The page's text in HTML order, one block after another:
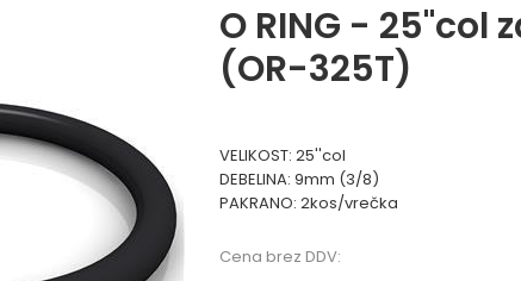
O RING - 25''col
(OR-325T)
VELIKOST: 25''col
DEBELINA: 9mm (3/8)
PAKRANO: 2kos/vrečka
Cena brez DDV: